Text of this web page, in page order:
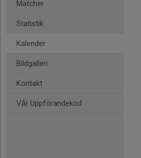
Matcher
Statistik
Kalender
Bildgalleri
Kontakt
Vår Uppförandekod